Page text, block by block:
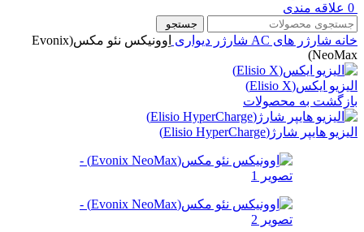
0 علاقه مندی
جستجو
خانه شارژر های AC شارژر دیواری
اِوونیکس نئو مکس(Evonix
NeoMax)
الیزیو ایکس(Elisio X)
بازگشت به محصولات
الیزیو هایپر شارژ(Elisio HyperCharge)